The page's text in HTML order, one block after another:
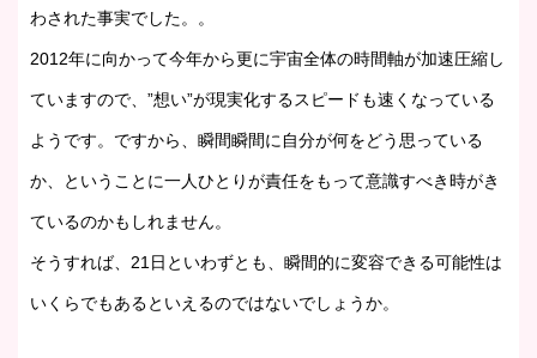
わされた事実でした。。
2012年に向かって今年から更に宇宙全体の時間軸が加速圧縮し
ていますので、”想い”が現実化するスピードも速くなっている
ようです。ですから、瞬間瞬間に自分が何をどう思っている
か、ということに一人ひとりが責任をもって意識すべき時がき
ているのかもしれません。
そうすれば、21日といわずとも、瞬間的に変容できる可能性は
いくらでもあるといえるのではないでしょうか。